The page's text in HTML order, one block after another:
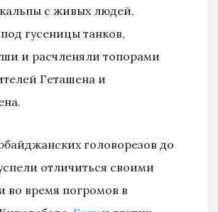
с живых людей,
гусеницы танков,
и расчленяли топорами
Геташена и
головорезов до
отличиться своими
во время погромов в